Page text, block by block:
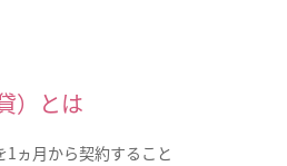
）とは
1ヵ月から契約すること